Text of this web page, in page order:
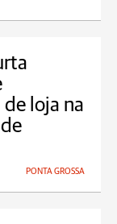
de loja na
PONTA GROSSA